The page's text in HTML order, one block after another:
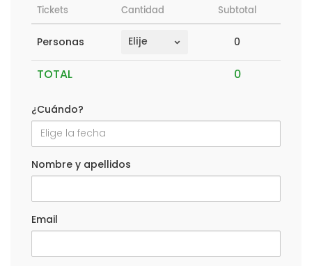
Tickets Cantidad Subtotal
TOTAL
Personas 0
¿Cuándo?
Nombre y apellidos
Email